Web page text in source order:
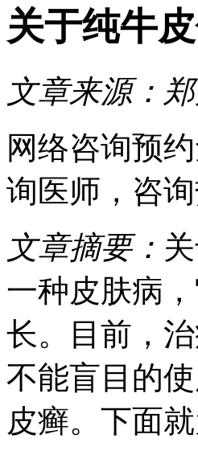
关于纯牛
文章来源：
网络咨询预约
询医师 ，咨
文章摘要：
一种皮肤病
长。目前，
不能盲目的
皮癣。下面